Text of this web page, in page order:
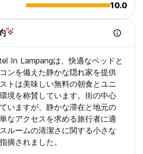
10.0
In Lampangは、快適なベッドと
ンを備えた静かな隠れ家を提供
トは美味しい無料の朝食とユニ
境を称賛しています。街の中心
いますが、静かな滞在と地元の
なアクセスを求める旅行者に適
ルームの清潔さに関する小さな
摘されました。